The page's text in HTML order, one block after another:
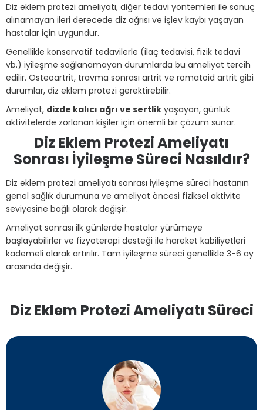
Diz eklem protezi ameliyatı, diğer tedavi yöntemleri ile sonuç
alınamayan ileri derecede diz ağrısı ve işlev kaybı yaşayan
hastalar için uygundur.
Genellikle konservatif tedavilerle (ilaç tedavisi, fizik tedavi
vb.) iyileşme sağlanamayan durumlarda bu ameliyat tercih
edilir. Osteoartrit, travma sonrası artrit ve romatoid artrit gibi
durumlar, diz eklem protezi gerektirebilir.
Ameliyat, dizde kalıcı ağrı ve sertlik yaşayan, günlük
aktivitelerde zorlanan kişiler için önemli bir çözüm sunar.
Diz Eklem Protezi Ameliyatı
Sonrası İyileşme Süreci Nasıldır?
Diz eklem protezi ameliyatı sonrası iyileşme süreci hastanın
genel sağlık durumuna ve ameliyat öncesi fiziksel aktivite
seviyesine bağlı olarak değişir.
Ameliyat sonrası ilk günlerde hastalar yürümeye
başlayabilirler ve fizyoterapi desteği ile hareket kabiliyetleri
kademeli olarak artırılır. Tam iyileşme süreci genellikle 3-6 ay
arasında değişir.
Diz Eklem Protezi Ameliyatı Süreci